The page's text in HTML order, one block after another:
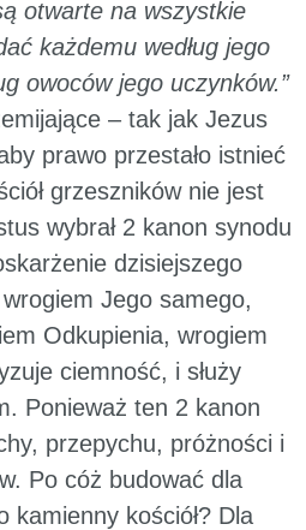
otwarte na wszystkie
każdemu według jego
owoców jego uczynków.”
– tak jak Jezus
prawo przestało istnieć
grzeszników nie jest
wybrał 2 kanon synodu
dzisiejszego
Jego samego,
Odkupienia, wrogiem
ciemność, i służy
Ponieważ ten 2 kanon
przepychu, próżności i
Po cóż budować dla
kamienny kościół? Dla